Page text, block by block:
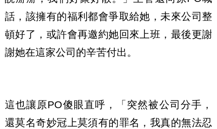
話，該擁有的福利都會爭取給她，未來公司整
頓好了，或許會再邀約她回來上班，最後更謝
謝她在這家公司的辛苦付出。
這也讓原PO傻眼直呼，「突然被公司分手，
還莫名奇妙冠上莫須有的罪名，我真的無法忍